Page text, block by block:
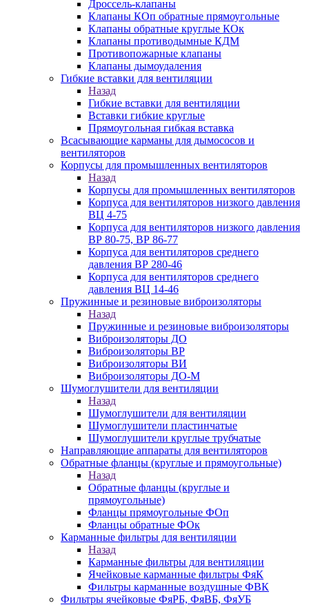
Дроссель-клапаны
Клапаны КОп обратные прямоугольные
Клапаны обратные круглые КОк
Клапаны противодымные КДМ
Противопожарные клапаны
Клапаны дымоудаления
Гибкие вставки для вентиляции
Назад
Гибкие вставки для вентиляции
Вставки гибкие круглые
Прямоугольная гибкая вставка
Всасывающие карманы для дымососов и
вентиляторов
Корпусы для промышленных вентиляторов
Назад
Корпусы для промышленных вентиляторов
Корпуса для вентиляторов низкого давления
ВЦ 4-75
Корпуса для вентиляторов низкого давления
ВР 80-75, ВР 86-77
Корпуса для вентиляторов среднего
давления ВР 280-46
Корпуса для вентиляторов среднего
давления ВЦ 14-46
Пружинные и резиновые виброизоляторы
Назад
Пружинные и резиновые виброизоляторы
Виброизоляторы ДО
Виброизоляторы ВР
Виброизоляторы ВИ
Виброизоляторы ДО-М
Шумоглушители для вентиляции
Назад
Шумоглушители для вентиляции
Шумоглушители пластинчатые
Шумоглушители круглые трубчатые
Направляющие аппараты для вентиляторов
Обратные фланцы (круглые и прямоугольные)
Назад
Обратные фланцы (круглые и
прямоугольные)
Фланцы прямоугольные ФОп
Фланцы обратные ФОк
Карманные фильтры для вентиляции
Назад
Карманные фильтры для вентиляции
Ячейковые карманные фильтры ФяК
Фильтры карманные воздушные ФВК
Фильтры ячейковые ФяРБ, ФяВБ, ФяУБ